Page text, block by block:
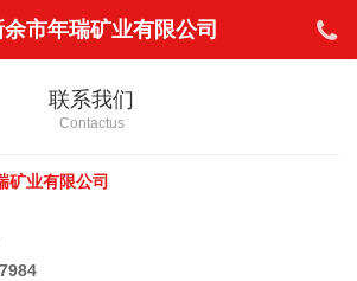
余市年瑞矿业有限公司
联系我们
Contactus
矿业有限公司